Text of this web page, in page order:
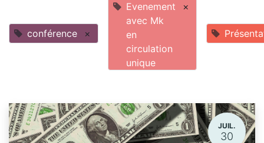
conférence ×
Evenement
avec Mk
en
circulation
unique
×
JUIL.
30